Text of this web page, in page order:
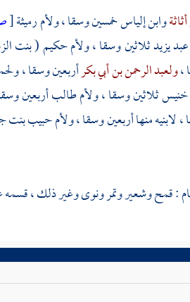
وابن إلياسخمسين وسقا ،ولأم رميثة[
يزيدثلاثين وسقا ،ولأم حكيم ( بنت
،ولعبد الرحمن بن أبي بكرأربعين وسقا ،
خنيسثلاثين وسقا ،ولأم طالبأربعين
لابنيه منها أربعين وسقا ،ولأم حبيب
: قمح وشعير وتمر ونوى وغير ذلك ، قسمه